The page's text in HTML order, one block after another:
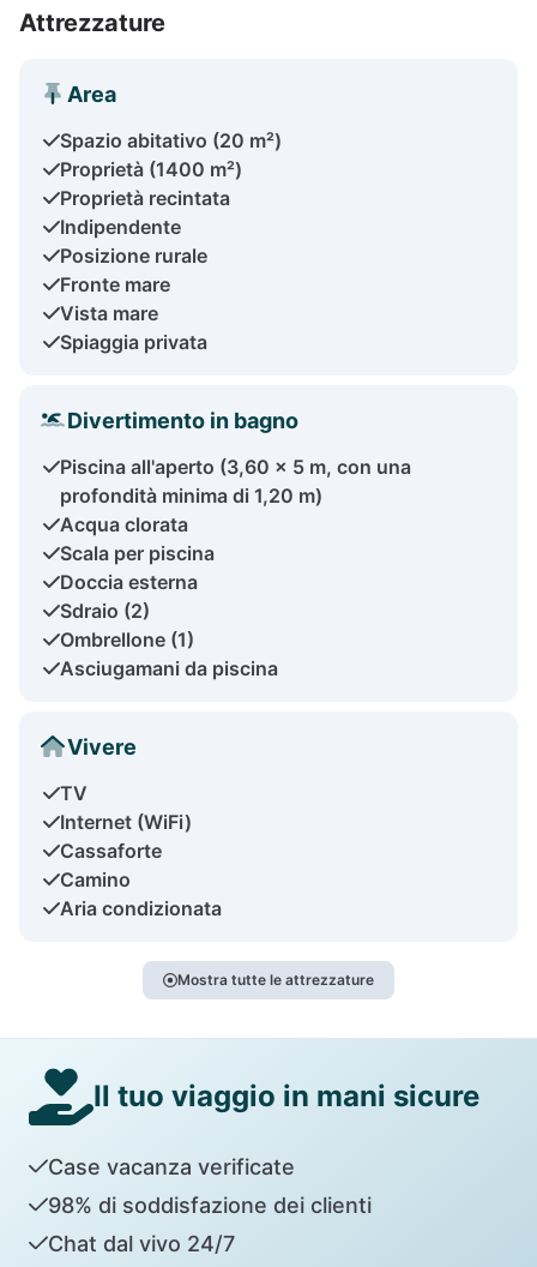
Attrezzature
Area
Spazio abitativo (20 m²)
Proprietà (1400 m²)
Proprietà recintata
Indipendente
Posizione rurale
Fronte mare
Vista mare
Spiaggia privata
Divertimento in bagno
Piscina all'aperto (3,60 x 5 m, con una
profondità minima di 1,20 m)
Acqua clorata
Scala per piscina
Doccia esterna
Sdraio (2)
Ombrellone (1)
Asciugamani da piscina
Vivere
TV
Internet (WiFi)
Cassaforte
Camino
Aria condizionata
Mostra tutte le attrezzature
Il tuo viaggio in mani sicure
Case vacanza verificate
98% di soddisfazione dei clienti
Chat dal vivo 24/7